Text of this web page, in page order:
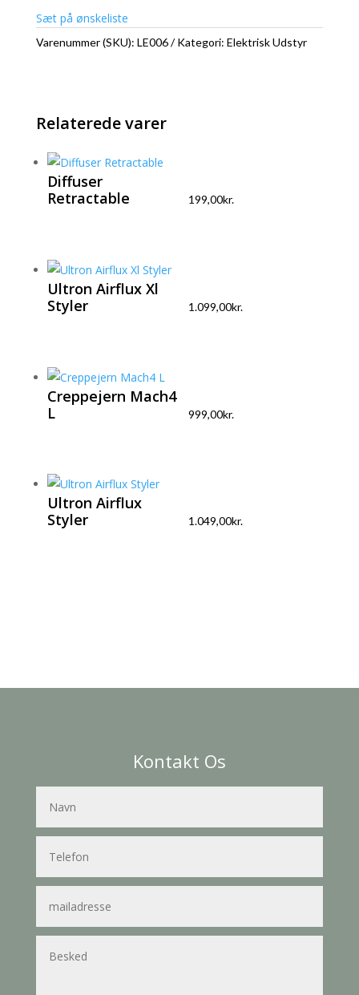
Sæt på ønskeliste
Varenummer (SKU): LE006 Kategori: Elektrisk Udstyr
Relaterede varer
Diffuser
Retractable
199,00kr.
Ultron Airflux Xl
Styler
1.099,00kr.
Creppejern Mach4
L
999,00kr.
Ultron Airflux
Styler
1.049,00kr.
Kontakt Os